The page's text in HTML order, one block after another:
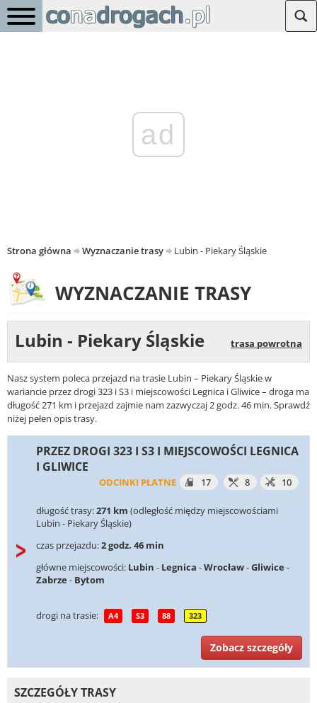
ad
Strona główna Wyznaczanie trasy Lubin - Piekary Śląskie
WYZNACZANIE TRASY
Lubin - Piekary Śląskie trasa powrotna
Nasz system poleca przejazd na trasie Lubin – Piekary Śląskie w
wariancie przez drogi 323 i S3 i miejscowości Legnica i Gliwice – droga ma
długość 271 km i przejazd zajmie nam zazwyczaj 2 godz. 46 min. Sprawdź
niżej pełen opis trasy.
PRZEZ DROGI 323 I S3 I MIEJSCOWOŚCI LEGNICA
I GLIWICE
ODCINKI PŁATNE 17 8 10
długość trasy:271 km (odległość między miejscowościami
Lubin - Piekary Śląskie)
czas przejazdu:2 godz. 46 min
główne miejscowości: Lubin - Legnica -Wrocław-Gliwice -
Zabrze - Bytom
drogi na trasie: A4 S3 88 323
Zobacz szczegóły
SZCZEGÓŁY TRASY